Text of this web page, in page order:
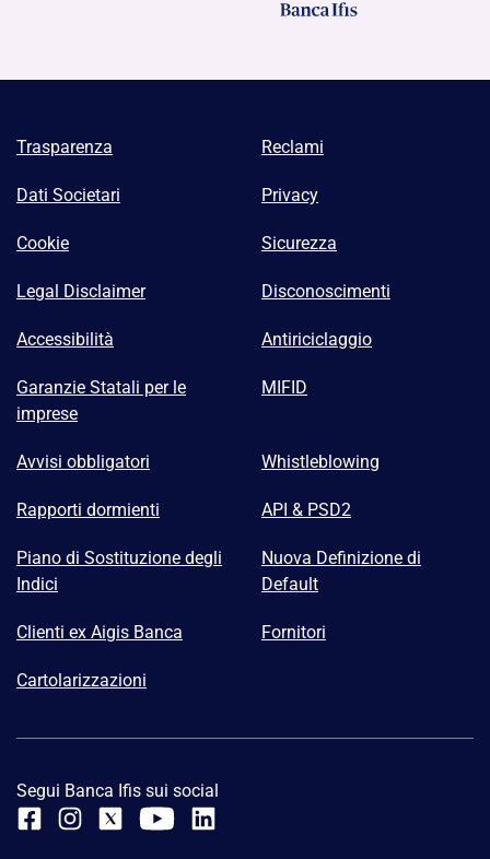
Trasparenza Reclami
Dati Societari Privacy
Cookie Sicurezza
Legal Disclaimer Disconoscimenti
Accessibilità Antiriciclaggio
Garanzie Statali per le
imprese
MIFID
Avvisi obbligatori Whistleblowing
Rapporti dormienti API & PSD2
Piano di Sostituzione degli
Indici
Nuova Definizione di
Default
Clienti ex Aigis Banca Fornitori
Cartolarizzazioni
Segui Banca Ifis sui social